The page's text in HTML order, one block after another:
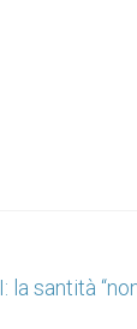
la santità